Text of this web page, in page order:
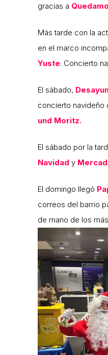
gracias a
Más tarde con la
en el marco
Yuste. Concierto
El sábado,
concierto navideño
und Moritz.
El sábado por la
Navidad y
El domingo llegó
correos del barrio
de mano de los